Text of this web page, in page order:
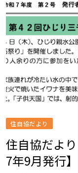
住自協だより
住自協だよ
7年9月発行